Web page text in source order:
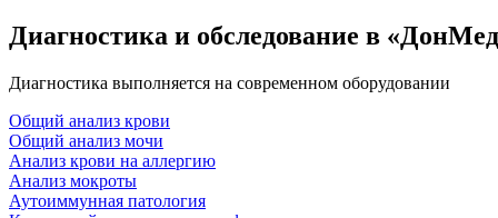
Диагностика и обследование в
Диагностика выполняется на современном оборудовании
Общий анализ крови
Общий анализ мочи
Анализ крови на аллергию
Анализ мокроты
Аутоиммунная патология